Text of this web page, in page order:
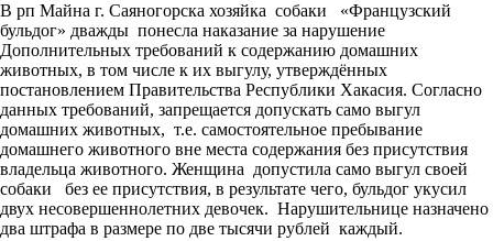
В рп Майна г. Саяногорска хозяйка собаки «Французский
бульдог» дважды понесла наказание за нарушение
Дополнительных требований к содержанию домашних
животных, в том числе к их выгулу, утверждённых
постановлением Правительства Республики Хакасия. Согласно
данных требований, запрещается допускать само выгул
домашних животных, т.е. самостоятельное пребывание
домашнего животного вне места содержания без присутствия
владельца животного. Женщина допустила само выгул своей
собаки без ее присутствия, в результате чего, бульдог укусил
двух несовершеннолетних девочек. Нарушительнице назначено
два штрафа в размере по две тысячи рублей каждый.